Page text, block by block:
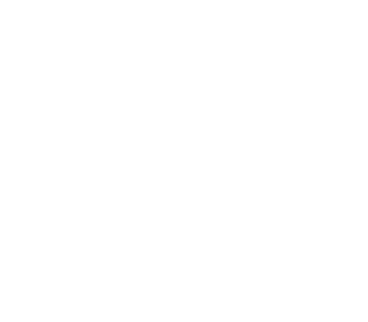
τομέα
όσο